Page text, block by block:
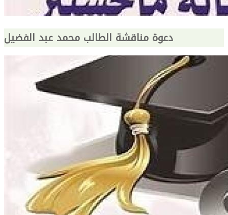
دعوة مناقشة الطالب محمد عبد الفضيل